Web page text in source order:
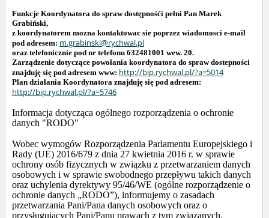
Funkcje Koordynatora do spraw dostępnośći pełni Pan Marek
Grabiński,
z koordynatorem mozna kontaktowac sie poprzez wiadomosci e-mail
pod adresem: m.grabinski@rychwal.pl
oraz telefonicznie pod nr telefonu 632481001 wew. 20.
Zarządzenie dotyczące powołania koordynatora do spraw dostepności
znajduję się pod adresem www: http://bip.rychwal.pl/?a=5014
Plan działania Koordynatora znajduję się pod adresem:
http://bip.rychwal.pl/?a=5746
Informacja dotycząca ogólnego rozporządzenia o ochronie
danych "RODO"
Wobec wymogów Rozporządzenia Parlamentu Europejskiego i
Rady (UE) 2016/679 z dnia 27 kwietnia 2016 r. w sprawie
ochrony osób fizycznych w związku z przetwarzaniem danych
osobowych i w sprawie swobodnego przepływu takich danych
oraz uchylenia dyrektywy 95/46/WE (ogólne rozporządzenie o
ochronie danych „RODO”), informujemy o zasadach
przetwarzania Pani/Pana danych osobowych oraz o
przysługujących Pani/Panu prawach z tym związanych.